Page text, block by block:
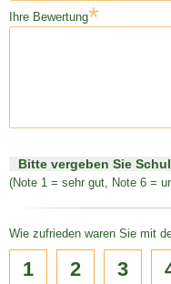
Ihre Bewertung*
Bitte vergeben Sie
(Note 1 = sehr gut, Note 6 =
Wie zufrieden waren Sie mit
1 2 3